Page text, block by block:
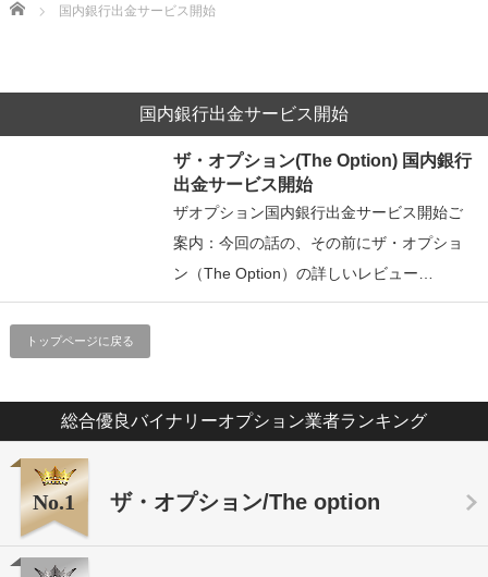
Home 国内銀行出金サービス開始
国内銀行出金サービス開始
ザ・オプション(The Option) 国内銀行
出金サービス開始
ザオプション国内銀行出金サービス開始ご
案内：今回の話の、その前にザ・オプショ
ン（The Option）の詳しいレビュー…
トップページに戻る
総合優良バイナリーオプション業者ランキング
No.1 ザ・オプション/The option